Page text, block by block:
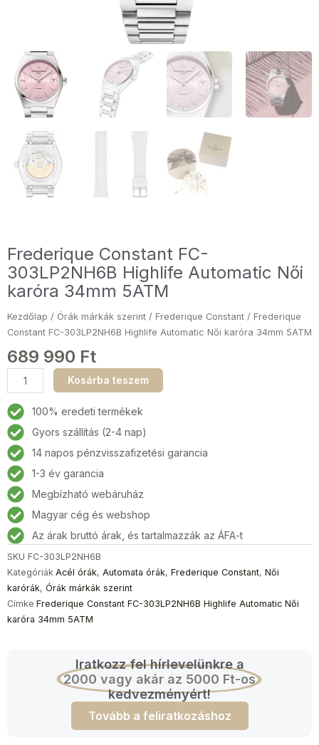
Frederique Constant FC-
303LP2NH6B Highlife Automatic Női
karóra 34mm 5ATM
Kezdőlap / Órák márkák szerint / Frederique Constant / Frederique
Constant FC-303LP2NH6B Highlife Automatic Női karóra 34mm 5ATM
689 990 Ft
Frederique
Constant
FC-
303LP2NH6B
Highlife
Automatic
Női
karóra
34mm
5ATM
mennyiség
Kosárba teszem
100% eredeti termékek
Gyors szállítás (2-4 nap)
14 napos pénzvisszafizetési garancia
1-3 év garancia
Megbízható webáruház
Magyar cég és webshop
Az árak bruttó árak, és tartalmazzák az ÁFA-t
SKU FC-303LP2NH6B
Kategóriák Acél órák, Automata órák, Frederique Constant, Női
karórák, Órák márkák szerint
Címke Frederique Constant FC-303LP2NH6B Highlife Automatic Női
karóra 34mm 5ATM
Iratkozz fel hírlevelünkre a
2000 vagy akár az 5000 Ft-os
kedvezményért!
Tovább a feliratkozáshoz